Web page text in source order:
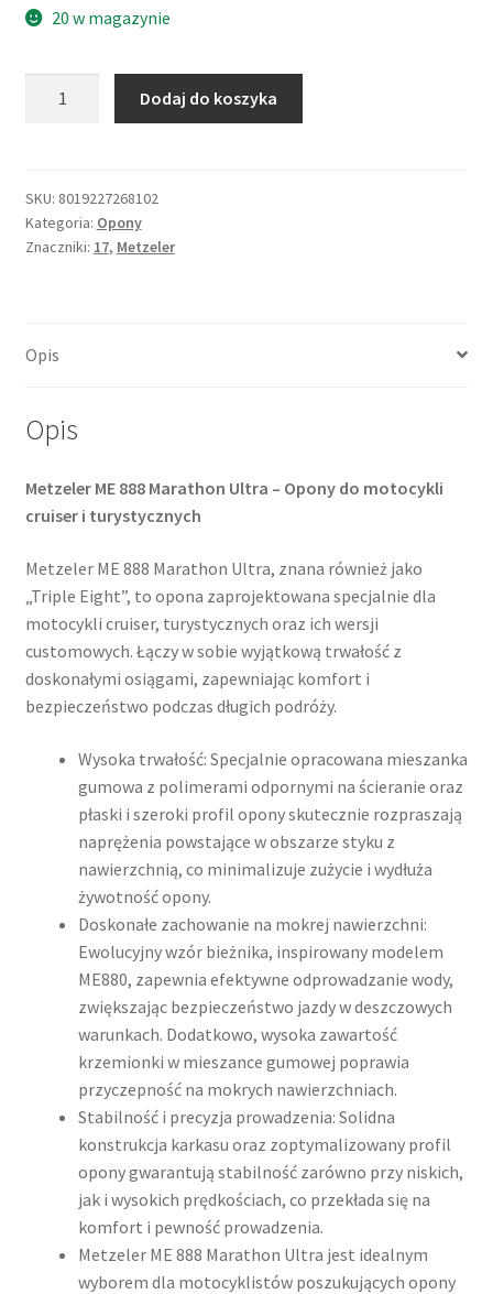
20 w magazynie
Marathon
Ultra
200/50
TL
Dodaj do koszyka
SKU: 8019227268102
Kategoria: Opony
Znaczniki: 17, Metzeler
Opis
Opis
Metzeler ME 888 Marathon Ultra – Opony do motocykli
cruiser i turystycznych
Metzeler ME 888 Marathon Ultra, znana również jako
„Triple Eight”, to opona zaprojektowana specjalnie dla
motocykli cruiser, turystycznych oraz ich wersji
customowych. Łączy w sobie wyjątkową trwałość z
doskonałymi osiągami, zapewniając komfort i
bezpieczeństwo podczas długich podróży.
Wysoka trwałość: Specjalnie opracowana mieszanka
gumowa z polimerami odpornymi na ścieranie oraz
płaski i szeroki profil opony skutecznie rozpraszają
naprężenia powstające w obszarze styku z
nawierzchnią, co minimalizuje zużycie i wydłuża
żywotność opony.
Doskonałe zachowanie na mokrej nawierzchni:
Ewolucyjny wzór bieżnika, inspirowany modelem
ME880, zapewnia efektywne odprowadzanie wody,
zwiększając bezpieczeństwo jazdy w deszczowych
warunkach. Dodatkowo, wysoka zawartość
krzemionki w mieszance gumowej poprawia
przyczepność na mokrych nawierzchniach.
Stabilność i precyzja prowadzenia: Solidna
konstrukcja karkasu oraz zoptymalizowany profil
opony gwarantują stabilność zarówno przy niskich,
jak i wysokich prędkościach, co przekłada się na
komfort i pewność prowadzenia.
Metzeler ME 888 Marathon Ultra jest idealnym
wyborem dla motocyklistów poszukujących opony